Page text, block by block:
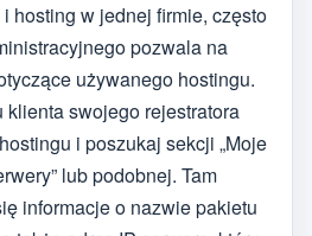
hosting w jednej firmie, często
pozwala na
używanego hostingu.
swojego rejestratora
i poszukaj sekcji „Moje
lub podobnej. Tam
informacje o nazwie pakietu